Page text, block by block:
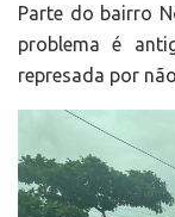
Parte do bairro
problema é
represada por